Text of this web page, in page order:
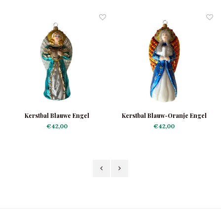
Kerstbal Blauwe Engel
€42,00
Kerstbal Blauw-Oranje Engel
€42,00